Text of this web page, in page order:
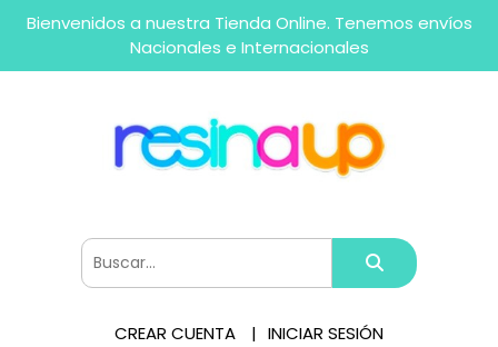
Bienvenidos a nuestra Tienda Online. Tenemos envíos
Nacionales e Internacionales
CREAR CUENTA INICIAR SESIÓN